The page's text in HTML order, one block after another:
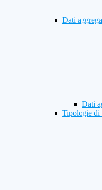
Dati
Dati
Tipologie di